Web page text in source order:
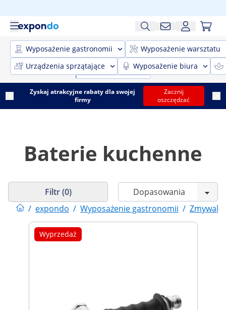
Wyposażenie gastronomii
Wyposażenie warsztatu
Urządzenia sprzątające
Wyposażenie biura
Zyskaj atrakcyjne rabaty dla swojej
firmy
Zacznij
oszczędzać
Baterie kuchenne
/ expondo / Wyposażenie gastronomii /
Filtr (0)
Wyprzedaż